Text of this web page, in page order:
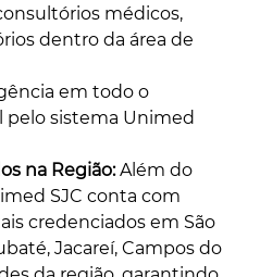
médicos,
dentro da área de
em todo o
pelo sistema Unimed
na Região: Além do
SJC conta com
credenciados em São
Jacareí, Campos do